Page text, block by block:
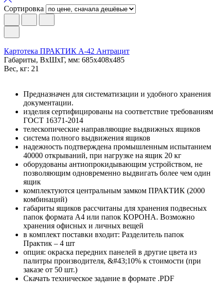
Сортировка
Картотека ПРАКТИК А-42 Антрацит
Габариты, ВxШxГ, мм: 685x408x485
Вес, кг: 21
Предназначен для систематизации и удобного хранения
документации.
изделия сертифицированы на соответствие требованиям
ГОСТ 16371-2014
телескопические направляющие выдвижных ящиков
система полного выдвижения ящиков
надежность подтверждена промышленным испытанием
40000 открываний, при нагрузке на ящик 20 кг
оборудованы антиопрокидывающим устройством, не
позволяющим одновременно выдвигать более чем один
ящик
комплектуются центральным замком ПРАКТИК (2000
комбинаций)
габариты ящиков рассчитаны для хранения подвесных
папок формата А4 или папок КОРОНА. Возможно
хранения офисных и личных вещей
в комплект поставки входит: Разделитель папок
Практик – 4 шт
опция: окраска передних панелей в другие цвета из
палитры производителя, &#43;10% к стоимости (при
заказе от 50 шт.)
Скачать техническое задание в формате .PDF